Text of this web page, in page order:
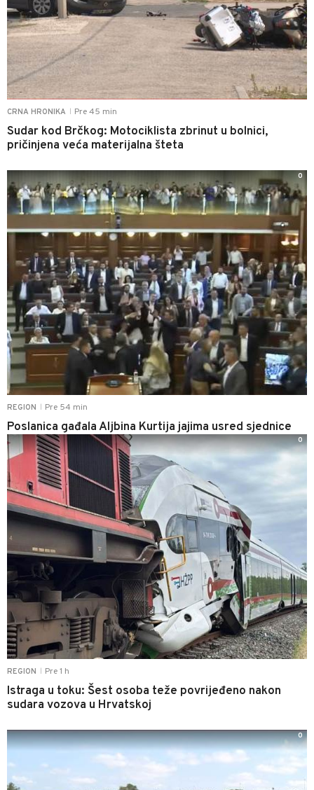
CRNA HRONIKA Pre 45 min
Sudar kod Brčkog: Motociklista zbrinut u bolnici,
pričinjena veća materijalna šteta
REGION Pre 54 min
Poslanica gađala Aljbina Kurtija jajima usred sjednice
0
REGION Pre 1 h
Istraga u toku: Šest osoba teže povrijeđeno nakon
sudara vozova u Hrvatskoj
0
0